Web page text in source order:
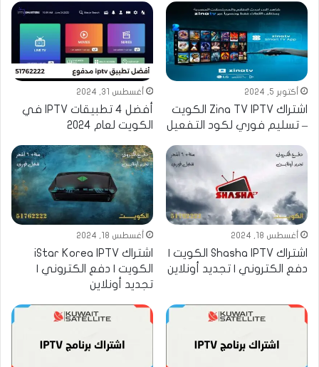
أكتوبر 5, 2024
اشتراك Zina TV IPTV الكويت
– تسليم فوري لكود التفعيل
أغسطس 31, 2024
أفضل 4 تطبيقات IPTV في
الكويت لعام 2024
أغسطس 18, 2024
اشتراك Shasha IPTV الكويت |
دفع الكتروني | تجديد أونلاين
أغسطس 18, 2024
اشتراك iStar Korea IPTV
الكويت | دفع الكتروني |
تجديد أونلاين